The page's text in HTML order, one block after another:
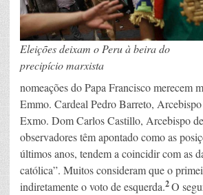
Eleições deixam o Peru à beira do
precipício marxista
nomeações do Papa Francisco merecem
Emmo. Cardeal Pedro Barreto,
Exmo. Dom Carlos Castillo, Arcebispo
observadores têm apontado como as
últimos anos, tendem a coincidir com as
católica”. Muitos consideram que o
indiretamente o voto de esquerda.2O